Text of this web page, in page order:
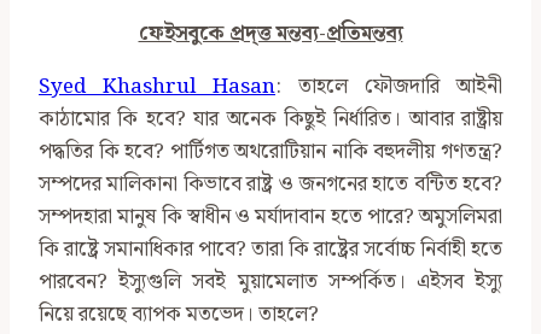
ফেইসবুকে প্রদ্ত্ত মন্তব্য-প্রতিমন্তব্য
Syed Khashrul Hasan: তাহলে ফৌজদারি আইনী
কাঠামোর কি হবে? যার অনেক কিছুই নির্ধারিত। আবার রাষ্ট্রীয়
পদ্ধতির কি হবে? পার্টিগত অথরোটিয়ান নাকি বহুদলীয় গণতন্ত্র?
সম্পদের মালিকানা কিভাবে রাষ্ট্র ও জনগনের হাতে বন্টিত হবে?
সম্পদহারা মানুষ কি স্বাধীন ও মর্যাদাবান হতে পারে? অমুসলিমরা
কি রাষ্ট্রে সমানাধিকার পাবে? তারা কি রাষ্ট্রের সর্বোচ্চ নির্বাহী হতে
পারবেন? ইস্যুগুলি সবই মুয়ামেলাত সম্পর্কিত। এইসব ইস্যু
নিয়ে রয়েছে ব্যাপক মতভেদ। তাহলে?